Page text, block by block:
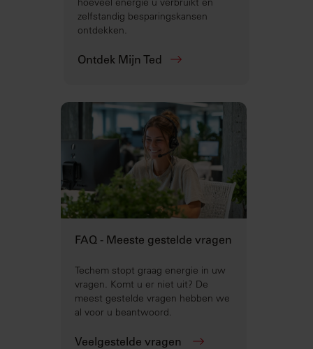
zelfstandig besparingskansen
ontdekken.
Ontdek Mijn Ted
FAQ - Meeste gestelde vragen
Techem stopt graag energie in uw
vragen. Komt u er niet uit? De
meest gestelde vragen hebben we
al voor u beantwoord.
Veelgestelde vragen